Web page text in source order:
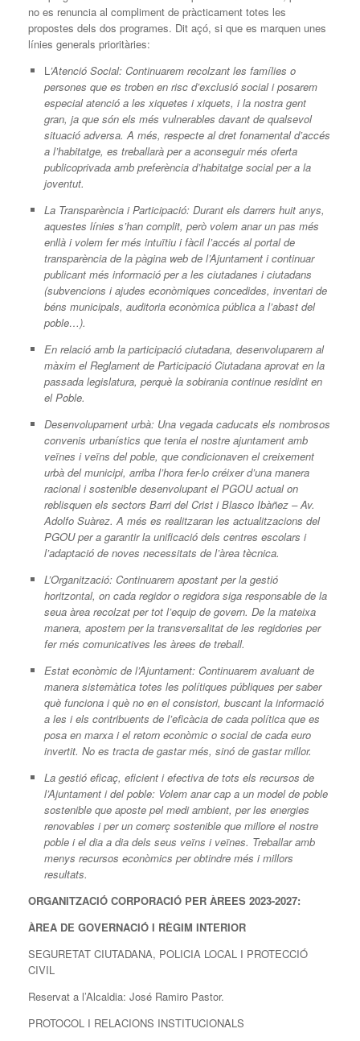
no es renuncia al compliment de pràcticament totes les
propostes dels dos programes. Dit açó, si que es marquen unes
línies generals prioritàries:
L’Atenció Social: Continuarem recolzant les famílies o
persones que es troben en risc d’exclusió social i posarem
especial atenció a les xiquetes i xiquets, i la nostra gent
gran, ja que són els més vulnerables davant de qualsevol
situació adversa. A més, respecte al dret fonamental d’accés
a l’habitatge, es treballarà per a aconseguir més oferta
publicoprivada amb preferència d’habitatge social per a la
joventut.
La Transparència i Participació: Durant els darrers huit anys,
aquestes línies s’han complit, però volem anar un pas més
enllà i volem fer més intuïtiu i fàcil l’accés al portal de
transparència de la pàgina web de l’Ajuntament i continuar
publicant més informació per a les ciutadanes i ciutadans
(subvencions i ajudes econòmiques concedides, inventari de
béns municipals, auditoria econòmica pública a l’abast del
poble…).
En relació amb la participació ciutadana, desenvoluparem al
màxim el Reglament de Participació Ciutadana aprovat en la
passada legislatura, perquè la sobirania continue residint en
el Poble.
Desenvolupament urbà: Una vegada caducats els nombrosos
convenis urbanístics que tenia el nostre ajuntament amb
veïnes i veïns del poble, que condicionaven el creixement
urbà del municipi, arriba l’hora fer-lo créixer d’una manera
racional i sostenible desenvolupant el PGOU actual on
reblisquen els sectors Barri del Crist i Blasco Ibàñez – Av.
Adolfo Suàrez. A més es realitzaran les actualitzacions del
PGOU per a garantir la unificació dels centres escolars i
l’adaptació de noves necessitats de l’àrea tècnica.
L’Organització: Continuarem apostant per la gestió
horitzontal, on cada regidor o regidora siga responsable de la
seua àrea recolzat per tot l’equip de govern. De la mateixa
manera, apostem per la transversalitat de les regidories per
fer més comunicatives les àrees de treball.
Estat econòmic de l’Ajuntament: Continuarem avaluant de
manera sistemàtica totes les polítiques públiques per saber
què funciona i què no en el consistori, buscant la informació
a les i els contribuents de l’eficàcia de cada política que es
posa en marxa i el retorn econòmic o social de cada euro
invertit. No es tracta de gastar més, sinó de gastar millor.
La gestió eficaç, eficient i efectiva de tots els recursos de
l’Ajuntament i del poble: Volem anar cap a un model de poble
sostenible que aposte pel medi ambient, per les energies
renovables i per un comerç sostenible que millore el nostre
poble i el dia a dia dels seus veïns i veïnes. Treballar amb
menys recursos econòmics per obtindre més i millors
resultats.
ORGANITZACIÓ CORPORACIÓ PER ÀREES 2023-2027:
ÀREA DE GOVERNACIÓ I RÈGIM INTERIOR
SEGURETAT CIUTADANA, POLICIA LOCAL I PROTECCIÓ
CIVIL
Reservat a l’Alcaldia: José Ramiro Pastor.
PROTOCOL I RELACIONS INSTITUCIONALS